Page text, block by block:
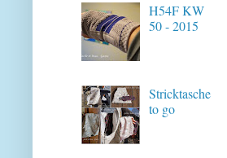
H54F KW
50 - 2015
Stricktasche
to go